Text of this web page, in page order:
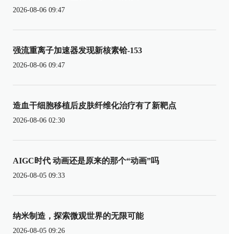
2026-08-06 09:47
强流重离子加速器发现新核素铪-153
2026-08-06 09:47
造血干细胞移植后皮肤纤维化治疗有了新靶点
2026-08-06 02:30
AIGC时代 动画还是原来的那个“动画”吗
2026-08-05 09:33
纳米制造，探索微观世界的无限可能
2026-08-05 09:26